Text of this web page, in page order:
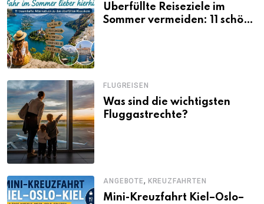
Überfüllte Reiseziele im
Sommer vermeiden: 11 schöne
FLUGREISEN
Was sind die wichtigsten
Fluggastrechte?
ANGEBOTE, KREUZFAHRTEN
Mini-Kreuzfahrt Kiel–Oslo–